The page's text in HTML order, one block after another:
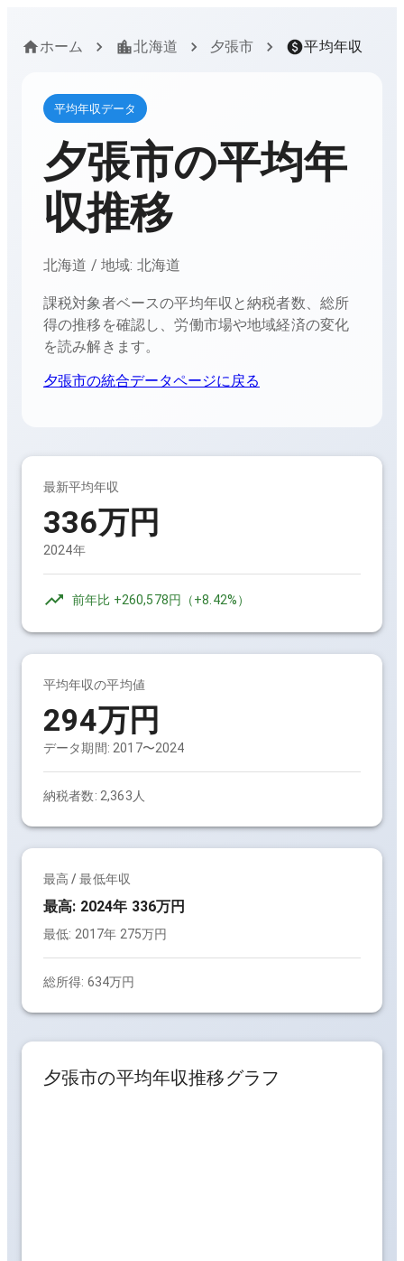
ホーム 北海道 夕張市 平均年収
平均年収データ
夕張市の平均年
収推移
北海道 / 地域: 北海道
課税対象者ベースの平均年収と納税者数、総所
得の推移を確認し、労働市場や地域経済の変化
を読み解きます。
夕張市の統合データページに戻る
最新平均年収
336万円
2024年
前年比 +260,578円 （+8.42%）
平均年収の平均値
294万円
データ期間: 2017〜2024
納税者数: 2,363人
最高 / 最低年収
最高: 2024年 336万円
最低: 2017年 275万円
総所得: 634万円
夕張市の平均年収推移グラフ